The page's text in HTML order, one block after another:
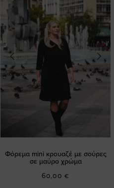
Φόρεμα mini κρουαζέ με σούρες
σε μαύρο χρώμα
60,00 €